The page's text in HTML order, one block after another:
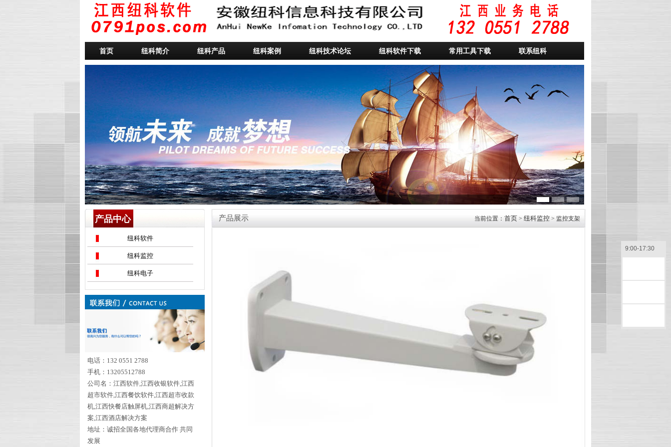
首页 纽科简介 纽科产品 纽科案例 纽科技术论坛 纽科软件下载 常用工具下载 联系纽科
产品中心
纽科软件
纽科监控
纽科电子
电话：132 0551 2788
手机：13205512788
公司名：江西软件,江西收银软件,江西
超市软件,江西餐饮软件,江西超市收款
机,江西快餐店触屏机,江西商超解决方
案,江西酒店解决方案
地址：诚招全国各地代理商合作 共同
发展
当前位置： 首页 > 纽科监控 > 监控支架
产品展示
9:00-17:30